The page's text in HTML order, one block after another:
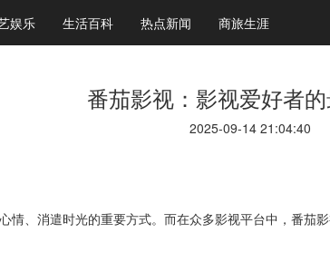
娱乐 生活百科 热点新闻 商旅生涯
番茄影视：影视爱好者
2025-09-14 21:04:40
情、消遣时光的重要方式。而在众多影视平台中，番茄